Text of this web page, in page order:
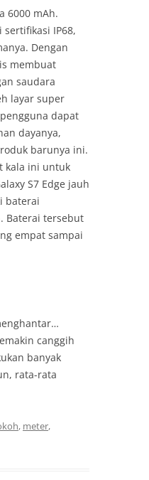
6000 mAh.
IP68,
Dengan
membuat
saudara
layar super
dapat
dayanya,
barunya ini.
kala ini untuk
S7 Edge jauh
baterai
Baterai tersebut
empat sampai
canggih
banyak
rata-rata
, meter,